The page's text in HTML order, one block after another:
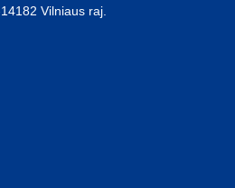
Vilniaus raj.